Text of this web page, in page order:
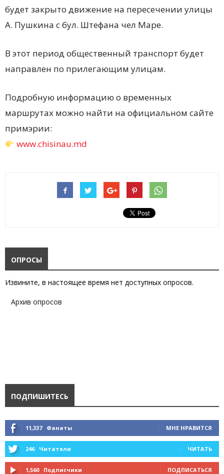
будет закрыто движение на пересечении улицы
А. Пушкина с бул. Штефана чел Маре.
В этот период общественный транспорт будет
направлен по прилегающим улицам.
Подробную информацию о временных
маршрутах можно найти на официальном сайте
примэрии:
www.chisinau.md
ОПРОСЫ
Извините, в настоящее время нет доступных опросов.
Архив опросов
ПОДПИШИТЕСЬ
11,337 Фанаты МНЕ НРАВИТСЯ
246 Читатели ЧИТАТЬ
1,560 Подписчики ПОДПИСАТЬСЯ